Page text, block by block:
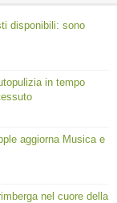
disponibili: sono
in tempo
aggiorna Musica e
nel cuore della